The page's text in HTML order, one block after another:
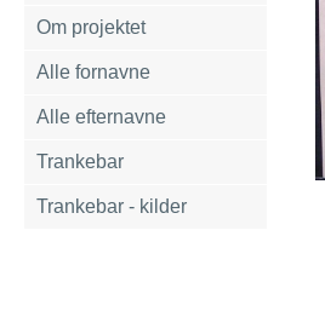
Om projektet
Alle fornavne
Alle efternavne
Trankebar
Trankebar - kilder